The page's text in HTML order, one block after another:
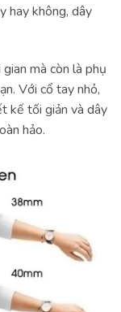
hay không, dây
mà còn là phụ
Với cổ tay nhỏ,
kế tối giản và dây
hảo.